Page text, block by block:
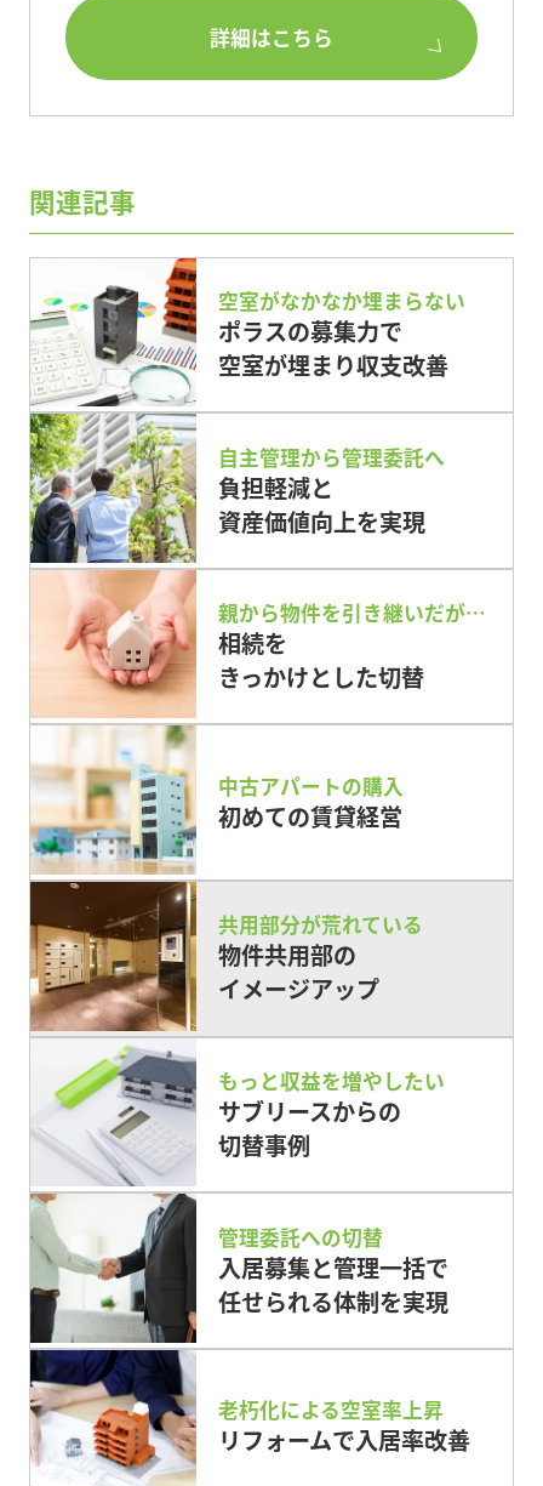
詳細はこちら
関連記事
空室がなかなか埋まらない
ポラスの募集力で
空室が埋まり収支改善
自主管理から管理委託へ
負担軽減と
資産価値向上を実現
親から物件を引き継いだが…
相続を
きっかけとした切替
中古アパートの購入
初めての賃貸経営
共用部分が荒れている
物件共用部の
イメージアップ
もっと収益を増やしたい
サブリースからの
切替事例
管理委託への切替
入居募集と管理一括で
任せられる体制を実現
老朽化による空室率上昇
リフォームで入居率改善